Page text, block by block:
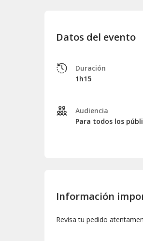
Datos del evento
Duración
1h15
Audiencia
Para todos los
Información
Revisa tu pedido